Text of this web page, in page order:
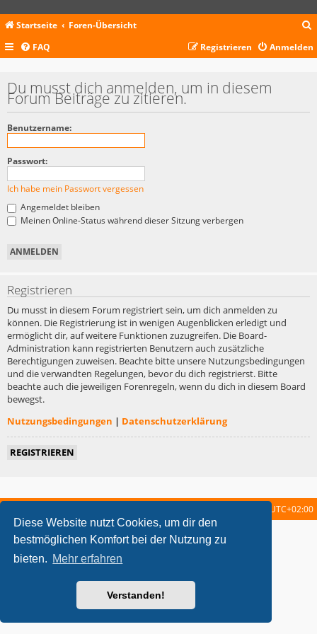
Diese Website nutzt Cookies, um dir den
bestmöglichen Komfort bei der Nutzung zu
bieten. Mehr erfahren
Verstanden!
Startseite Foren-Übersicht
c
FAQ Anmelden
Registrieren
Du musst dich anmelden, um in diesem
Forum Beiträge zu zitieren.
Benutzername:
Passwort:
Ich habe mein Passwort vergessen
Angemeldet bleiben
Meinen Online-Status während dieser Sitzung verbergen
Registrieren
Du musst in diesem Forum registriert sein, um dich anmelden zu
können. Die Registrierung ist in wenigen Augenblicken erledigt und
ermöglicht dir, auf weitere Funktionen zuzugreifen. Die Board-
Administration kann registrierten Benutzern auch zusätzliche
Berechtigungen zuweisen. Beachte bitte unsere Nutzungsbedingungen
und die verwandten Regelungen, bevor du dich registrierst. Bitte
beachte auch die jeweiligen Forenregeln, wenn du dich in diesem Board
bewegst.
Nutzungsbedingungen | Datenschutzerklärung
REGISTRIEREN
UTC+02:00
metrolike style by Eric Seguin Updated for phpBB3.2 by
Powered byphpBB ® Forum Software © phpBB Limited
Deutsche Übersetzung durch